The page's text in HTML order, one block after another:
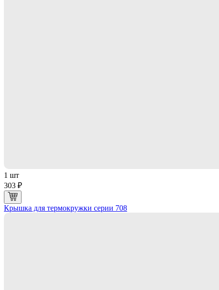
1 шт
303 ₽
Крышка для термокружки серии 708